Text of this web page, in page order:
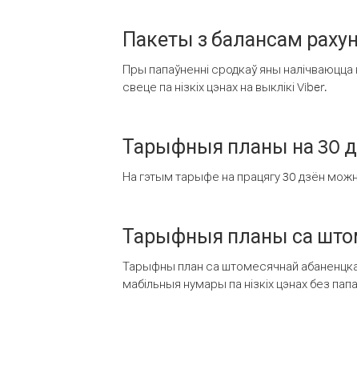
Пакеты з балансам
Пры папаўненні сродкаў яны
свеце па нізкіх цэнах на выклікі Viber.
Тарыфныя планы на 30
На гэтым тарыфе на працягу 30 дзён
Тарыфныя планы са
Тарыфны план са штомесячнай
мабільныя нумары па нізкіх цэнах без